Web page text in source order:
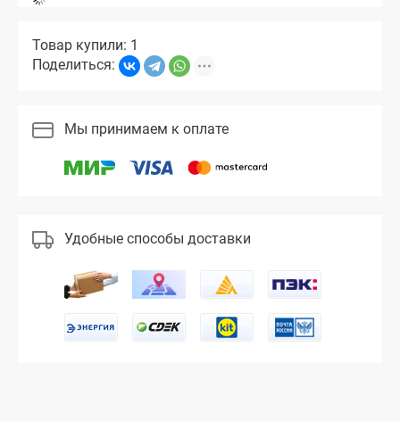
Товар купили: 1
Поделиться:
Мы принимаем к оплате
Удобные способы доставки